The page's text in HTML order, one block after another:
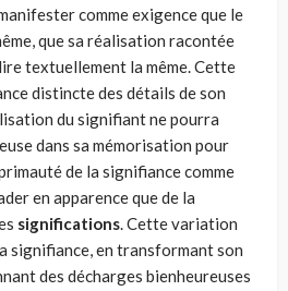
comme exigence que le
que sa réalisation racontée
textuellement la même. Cette
distincte des détails de son
du signifiant ne pourra
dans sa mémorisation pour
de la signifiance comme
en apparence que de la
significations. Cette variation
signifiance, en transformant son
des décharges bienheu­reuses